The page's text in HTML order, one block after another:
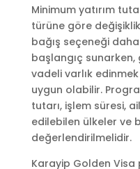
Minimum yatırım
türüne göre
bağış seçeneği
başlangıç sunarken,
vadeli varlık
uygun olabilir.
tutarı, işlem süresi,
edilebilen ülkeler ve
değerlendirilmelidir.
Karayip Golden